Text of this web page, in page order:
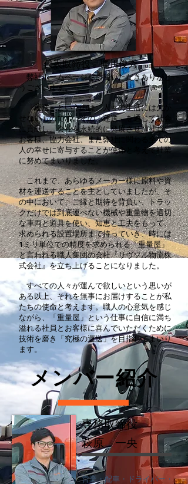
代表取締役 梶川俊秀
弊社ホームページをご覧いただきありがと
うございます。
「運送」というのは、人々の生活には欠か
せないものです。その「運送」を通じて社会
に貢献し、会社を永続的に発展させ、社員、
お客様、協力会社、また弊社に関わる全ての
人の幸せに寄与することが使命と考えて社業
に努めてまいりました。
これまで、あらゆるメーカー様に原料や資
材を運送することを主としていましたが、そ
の中において、ご縁と期待を背負い、トラッ
クだけでは到底運べない機械や重量物を適切
な車両と道具を使い、知恵と工夫をもって、
求められる設置場所まで持っていき、時には
1ミリ単位での精度を求められる「重量屋」
と言われる職人集団の会社『リヴソル物流株
式会社』を立ち上げることになりました。
すべての人々が運んで欲しいという思いが
ある以上、それを無事にお届けすることが私
たちの使命と考えます。職人の心意気を感じ
ながら、「重量屋」という仕事に自信に満ち
溢れる社員とお客様に喜んでいただくために
技術を磨き「究極の運送」を目指してまいり
ます。
​メンバー紹介
専務取締役
萩原 一央
​営業・配車・ドライバー・